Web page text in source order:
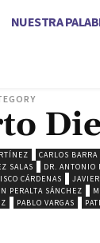
NUESTRA
CARLOS
SALAS DR. ANTONIO
CÁRDENAS
PERALTA SÁNCHEZ
PABLO VARGAS